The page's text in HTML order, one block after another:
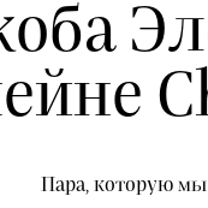
Пара, которую